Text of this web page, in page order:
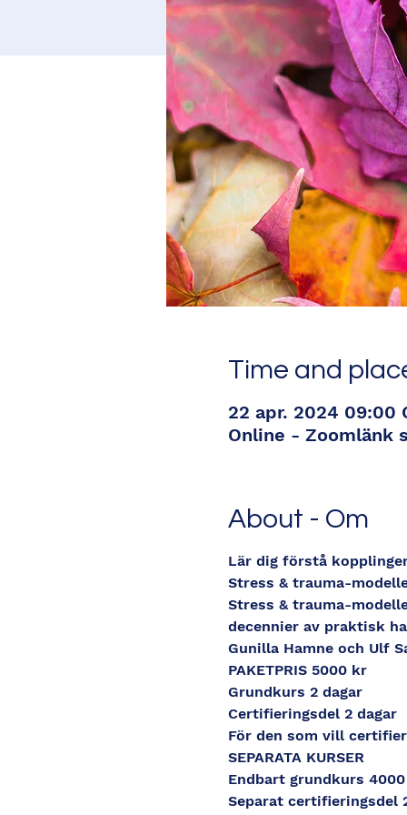
Time and
22 apr. 2024 09:00
Online - Zoomlänk
About - Om
Lär dig förstå
Stress & trauma-
Stress & trauma-
decennier av praktisk
Gunilla Hamne och Ulf
PAKETPRIS 5000 kr
Grundkurs 2 dagar
Certifieringsdel 2 dagar
För den som vill
SEPARATA KURSER
Endbart grundkurs
Separat certifieringsdel